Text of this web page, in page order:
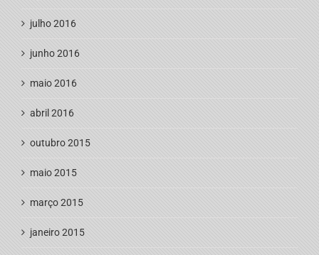
julho 2016
junho 2016
maio 2016
abril 2016
outubro 2015
maio 2015
março 2015
janeiro 2015